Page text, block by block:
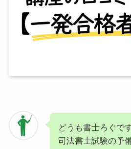
どうも書士ろぐです
司法書士試験の予